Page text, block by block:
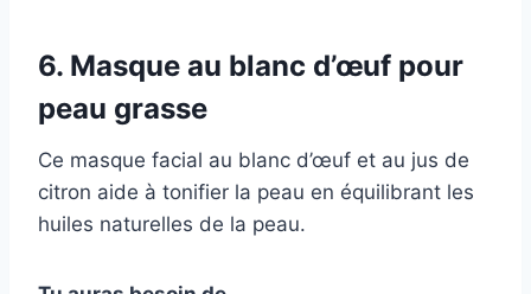
6. Masque au blanc d’œuf pour
peau grasse
Ce masque facial au blanc d’œuf et au jus de
citron aide à tonifier la peau en équilibrant les
huiles naturelles de la peau.